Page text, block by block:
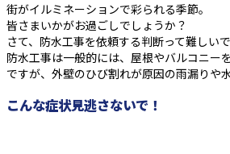
街がイルミネーションで彩られる季節。
皆さまいかがお過ごしでしょうか？
さて、防水工事を依頼する判断って難しいで
防水工事は一般的には、屋根やバルコニー
ですが、外壁のひび割れが原因の雨漏りや
こんな症状見逃さないで！